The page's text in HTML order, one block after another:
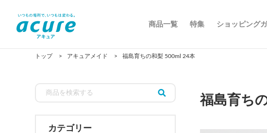
商品一覧 特集 ショッピング
トップ アキュアメイド 福島育ちの和梨 500ml 24本
カテゴリー
福島育ち